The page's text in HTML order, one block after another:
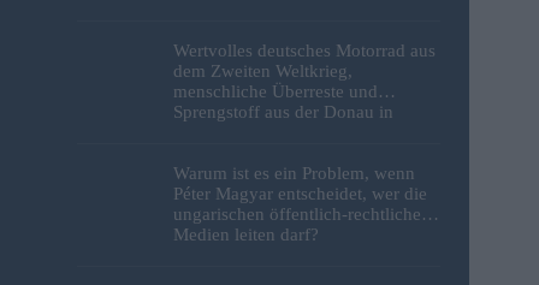
Wertvolles deutsches Motorrad aus
dem Zweiten Weltkrieg,
menschliche Überreste und
Sprengstoff aus der Donau in
Warum ist es ein Problem, wenn
Péter Magyar entscheidet, wer die
ungarischen öffentlich-rechtlichen
Medien leiten darf?